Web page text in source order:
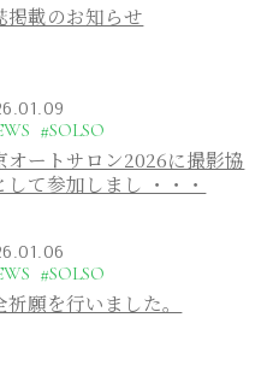
掲載のお知らせ
#SOLSO
オートサロン2026に撮影協
して参加しまし ・・・
#SOLSO
祈願を行いました。